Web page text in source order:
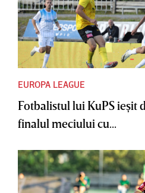
EUROPA LEAGUE
Fotbalistul lui KuPS ieşit
finalul meciului cu...